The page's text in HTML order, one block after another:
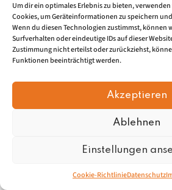
Um dir ein optimales Erlebnis zu bieten,
Cookies, um Geräteinformationen zu speichern
Wenn du diesen Technologien zustimmst, können
Surfverhalten oder eindeutige IDs auf dieser
Zustimmung nicht erteilst oder zurückziehst,
Funktionen beeinträchtigt werden.
Akzeptieren
Ablehnen
Einstellungen
Cookie-RichtlinieDatenschutz